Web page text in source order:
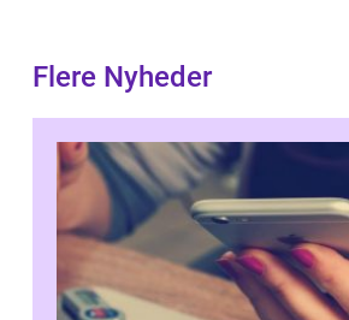
Flere Nyheder